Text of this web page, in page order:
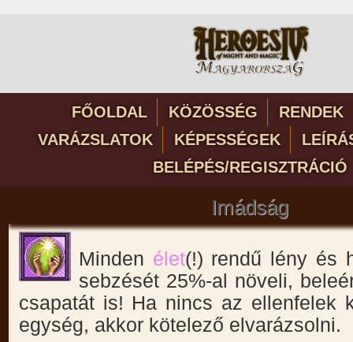
FŐOLDAL KÖZÖSSÉG
RENDEK
VARÁZSLATOK
KÉPESSÉGEK
BELÉPÉS/REGISZTRÁCIÓ
Imádság
Minden élet(!) rendű lény és
sebzését 25%-al növeli,
csapatát is! Ha nincs az ellenfelek
egység, akkor kötelező elvarázsolni.